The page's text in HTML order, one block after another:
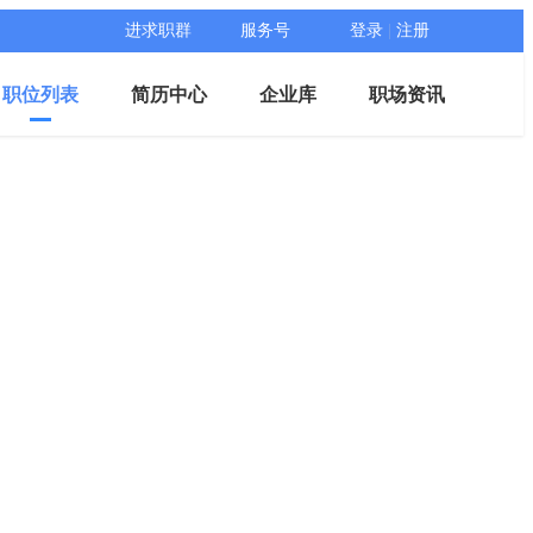
进求职群 服务号 登录 注册
职位列表 简历中心 企业库 职场资讯